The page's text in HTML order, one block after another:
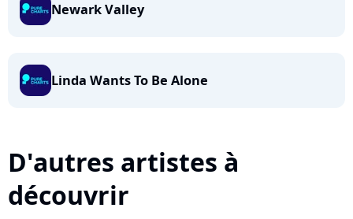
Newark Valley
Linda Wants To Be Alone
D'autres artistes à
découvrir